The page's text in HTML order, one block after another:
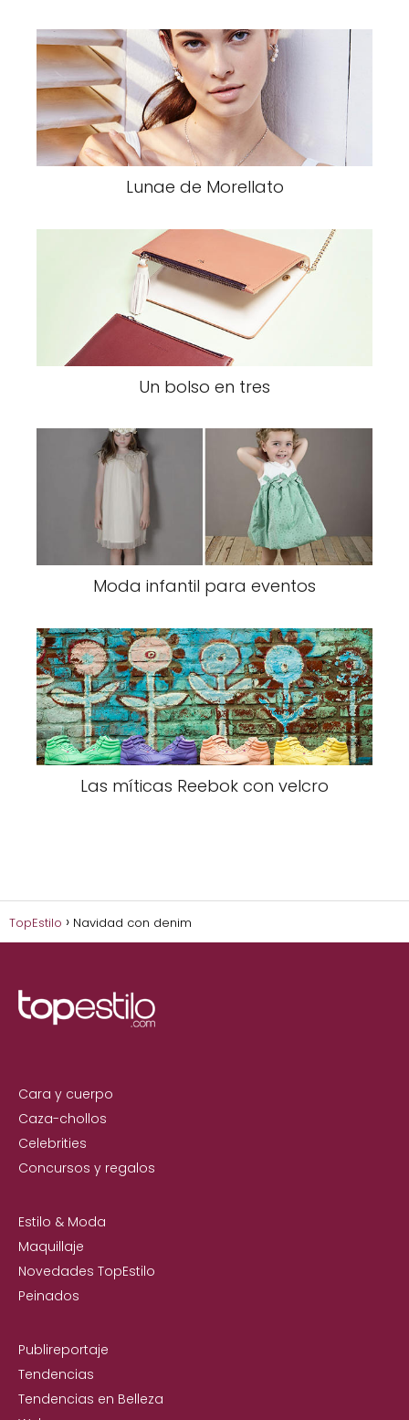
Lunae de Morellato
Un bolso en tres
Moda infantil para eventos
Las míticas Reebok con velcro
TopEstilo Navidad con denim
Cara y cuerpo
Caza-chollos
Celebrities
Concursos y regalos
Estilo & Moda
Maquillaje
Novedades TopEstilo
Peinados
Publireportaje
Tendencias
Tendencias en Belleza